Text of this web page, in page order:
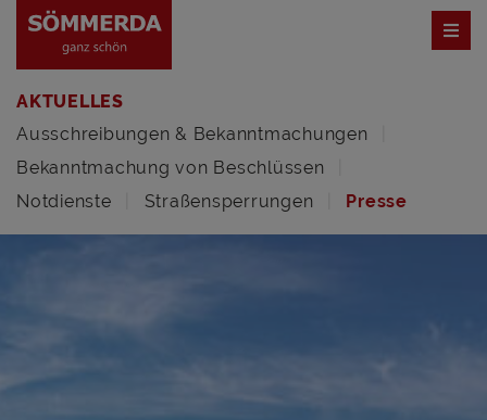
AKTUELLES
Ausschreibungen & Bekanntmachungen
Bekanntmachung von Beschlüssen
Notdienste
Straßensperrungen Presse